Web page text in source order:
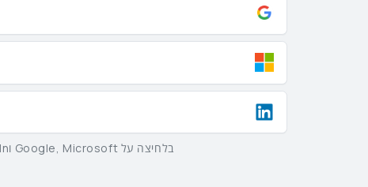
בלחיצה על Google, Microsoft וLinkedIn באמצעות הכפתורים שלמעלה אתם מסכימים ל